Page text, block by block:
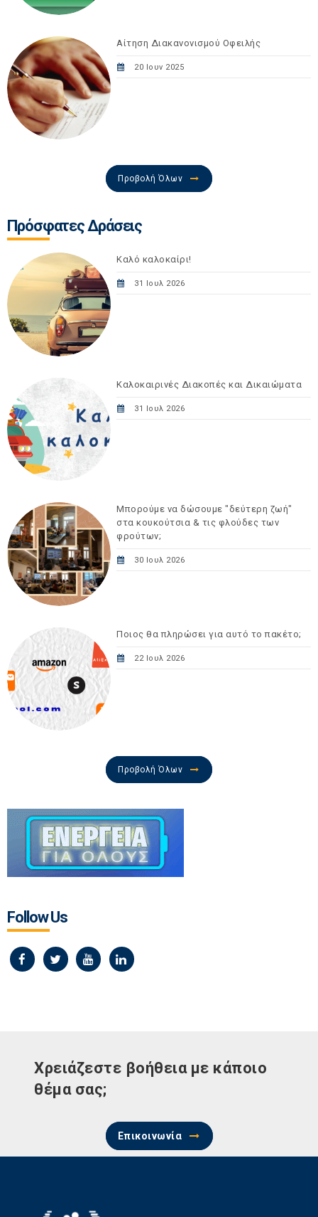
Αίτηση Διακανονισμού Οφειλής
20 Ιουν 2025
Προβολή Όλων
Πρόσφατες Δράσεις
Καλό καλοκαίρι!
31 Ιουλ 2026
Καλοκαιρινές Διακοπές και Δικαιώματα
31 Ιουλ 2026
Μπορούμε να δώσουμε "δεύτερη ζωή"
στα κουκούτσια & τις φλούδες των
φρούτων;
30 Ιουλ 2026
Ποιος θα πληρώσει για αυτό το πακέτο;
22 Ιουλ 2026
Προβολή Όλων
Follow Us
Χρειάζεστε βοήθεια με κάποιο
θέμα σας;
Επικοινωνία